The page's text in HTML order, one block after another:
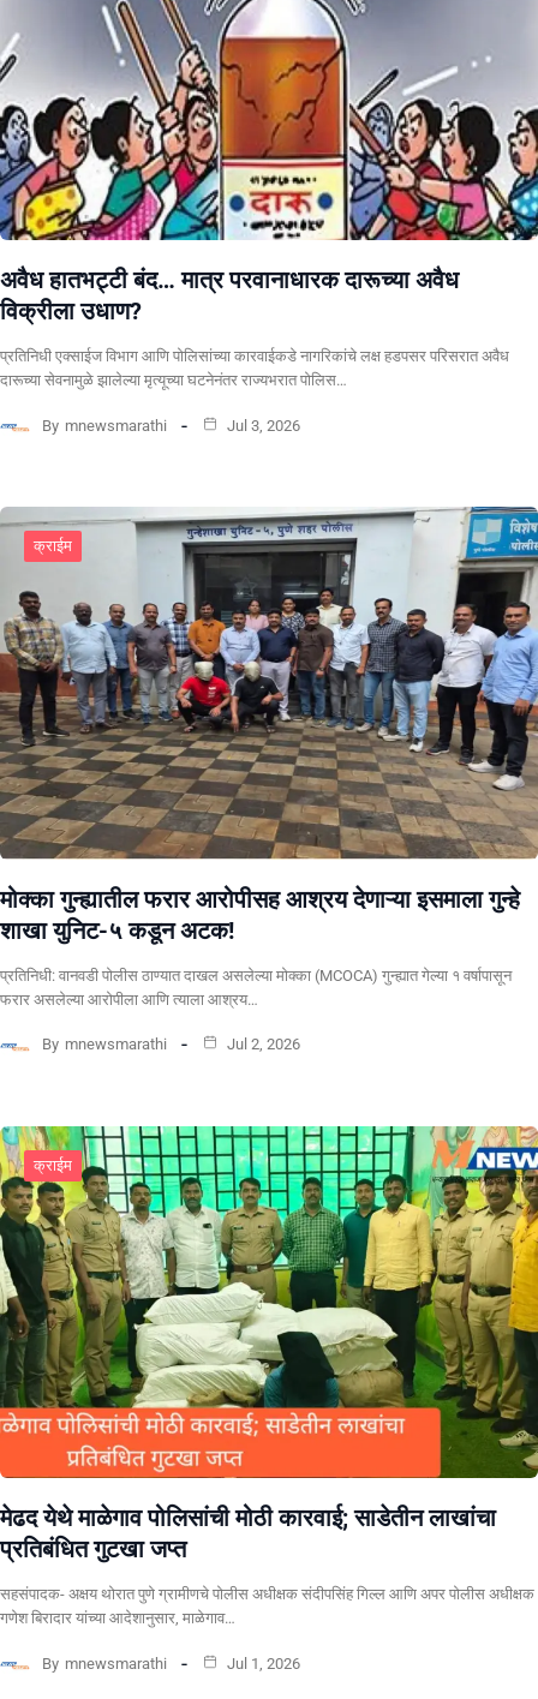
अवैध हातभट्टी बंद… मात्र परवानाधारक दारूच्या अवैध
विक्रीला उधाण?
प्रतिनिधी एक्साईज विभाग आणि पोलिसांच्या कारवाईकडे नागरिकांचे लक्ष हडपसर परिसरात अवैध
दारूच्या सेवनामुळे झालेल्या मृत्यूच्या घटनेनंतर राज्यभरात पोलिस…
By mnewsmarathi Jul 3, 2026
क्राईम
मोक्का गुन्ह्यातील फरार आरोपीसह आश्रय देणाऱ्या इसमाला गुन्हे
शाखा युनिट-५ कडून अटक!
प्रतिनिधी: वानवडी पोलीस ठाण्यात दाखल असलेल्या मोक्का (MCOCA) गुन्ह्यात गेल्या १ वर्षापासून
फरार असलेल्या आरोपीला आणि त्याला आश्रय…
By mnewsmarathi Jul 2, 2026
क्राईम
​मेढद येथे माळेगाव पोलिसांची मोठी कारवाई; साडेतीन लाखांचा
प्रतिबंधित गुटखा जप्त
सहसंपादक- अक्षय थोरात पुणे ग्रामीणचे पोलीस अधीक्षक संदीपसिंह गिल्ल आणि अपर पोलीस अधीक्षक
गणेश बिरादार यांच्या आदेशानुसार, माळेगाव…
By mnewsmarathi Jul 1, 2026